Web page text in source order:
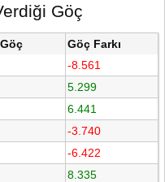
Göç
Göç Farkı
-8.561
5.299
6.441
-3.740
-6.422
8.335